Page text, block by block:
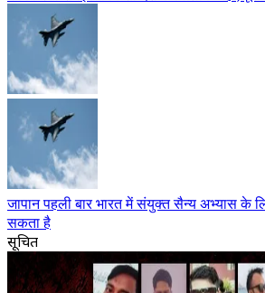
जापान पहली बार भारत में संयुक्त सैन्य अभ्यास के
सकता है
सूचित